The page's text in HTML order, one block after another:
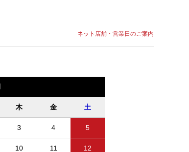
ネット店舗・営業日のご案内
木 金 土
3 4 5
10 11 12